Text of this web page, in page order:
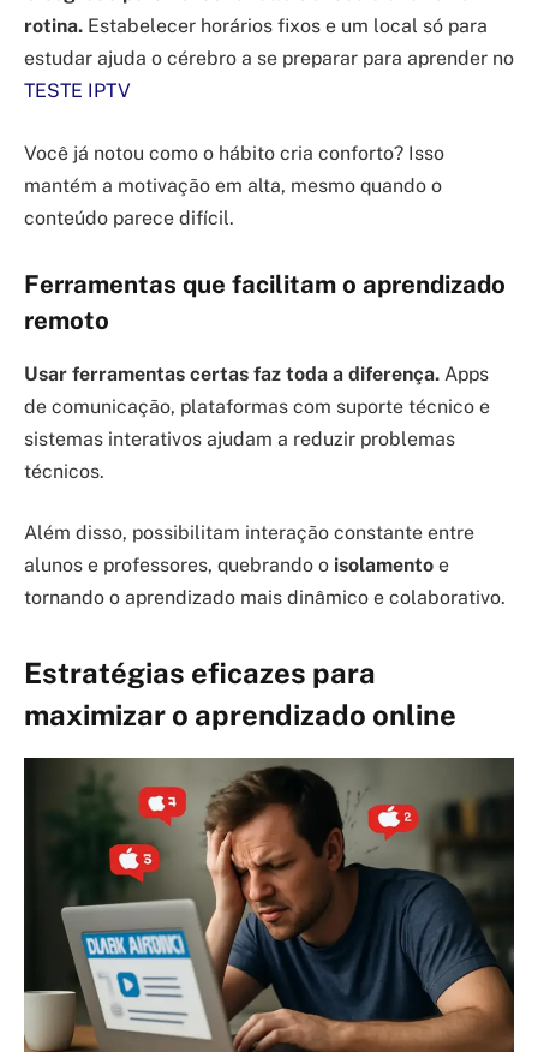
rotina. Estabelecer horários fixos e um local só para
estudar ajuda o cérebro a se preparar para aprender no
TESTE IPTV
Você já notou como o hábito cria conforto? Isso
mantém a motivação em alta, mesmo quando o
conteúdo parece difícil.
Ferramentas que facilitam o aprendizado
remoto
Usar ferramentas certas faz toda a diferença. Apps
de comunicação, plataformas com suporte técnico e
sistemas interativos ajudam a reduzir problemas
técnicos.
Além disso, possibilitam interação constante entre
alunos e professores, quebrando o isolamento e
tornando o aprendizado mais dinâmico e colaborativo.
Estratégias eficazes para
maximizar o aprendizado online